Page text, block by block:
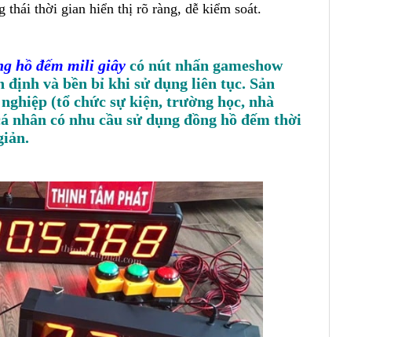
thái thời gian hiển thị rõ ràng, dễ kiểm soát.
hồ đếm mili giây có nút nhấn gameshow
định và bền bỉ khi sử dụng liên tục. Sản
(tổ chức sự kiện, trường học, nhà
nhân có nhu cầu sử dụng đồng hồ đếm thời